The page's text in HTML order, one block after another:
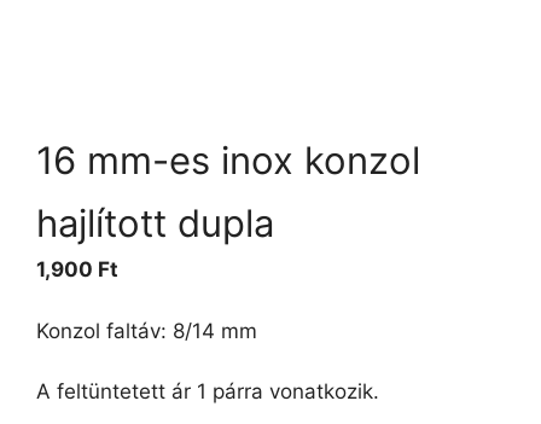
16 mm-es inox konzol
hajlított dupla
1,900 Ft
Konzol faltáv: 8/14 mm
A feltüntetett ár 1 párra vonatkozik.